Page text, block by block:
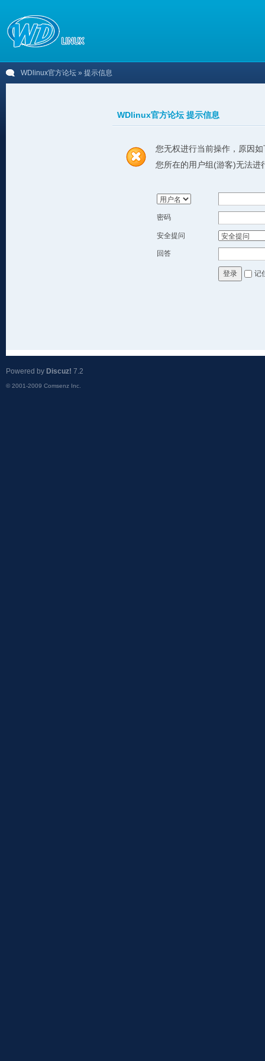
WDlinux官方论坛 » 提示信息
WDlinux官方论坛 提示信息
您无权进行当前操作，原因如
您所在的用户组(游客)无法进
密码
安全提问
回答
登录 记
Powered by Discuz! 7.2
© 2001-2009 Comsenz Inc.